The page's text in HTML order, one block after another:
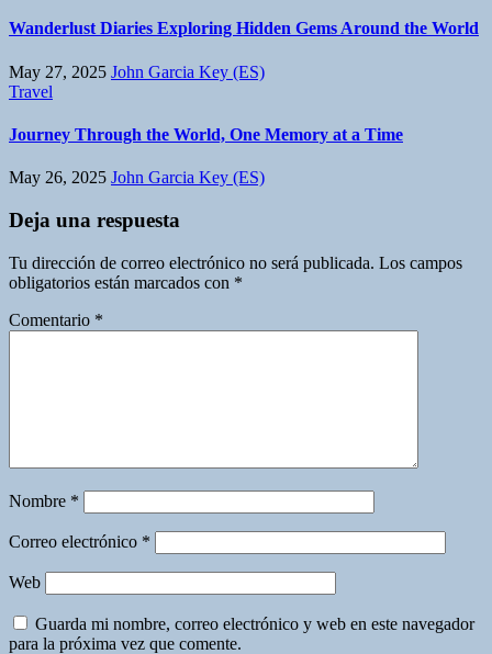
Wanderlust Diaries Exploring Hidden Gems Around the World
May 27, 2025 John Garcia Key (ES)
Travel
Journey Through the World, One Memory at a Time
May 26, 2025 John Garcia Key (ES)
Deja una respuesta
Tu dirección de correo electrónico no será publicada. Los campos
obligatorios están marcados con *
Comentario *
Nombre *
Correo electrónico *
Web
Guarda mi nombre, correo electrónico y web en este navegador
para la próxima vez que comente.